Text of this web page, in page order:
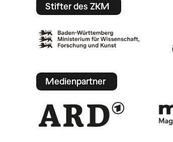
Stifter des ZKM
Medienpartner